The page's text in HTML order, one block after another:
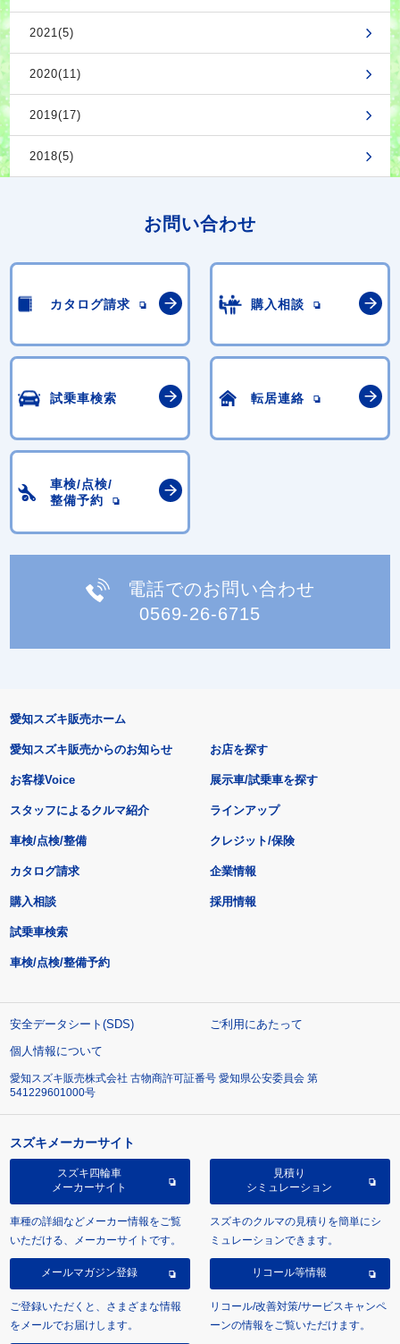
2021(5)
2020(11)
2019(17)
2018(5)
お問い合わせ
カタログ請求 購入相談
試乗車検索 転居連絡
車検/点検/
整備予約
電話でのお問い合わせ
0569-26-6715
愛知スズキ販売ホーム
愛知スズキ販売からのお知らせ
お客様Voice
スタッフによるクルマ紹介
お店を探す
展示車/試乗車を探す
ラインアップ
車検/点検/整備 クレジット/保険
カタログ請求
購入相談
試乗車検索
車検/点検/整備予約
企業情報
採用情報
安全データシート(SDS)
ご利用にあたって
個人情報について
愛知スズキ販売株式会社 古物商許可証番号 愛知県公安委員会 第
541229601000号
スズキメーカーサイト
スズキ四輪車
メーカーサイト
車種の詳細などメーカー情報をご覧
いただける、メーカーサイトです。
見積り
シミュレーション
スズキのクルマの見積りを簡単にシ
ミュレーションできます。
メールマガジン登録
ご登録いただくと、さまざまな情報
をメールでお届けします。
リコール等情報
リコール/改善対策/サービスキャンペ
ーンの情報をご覧いただけます。